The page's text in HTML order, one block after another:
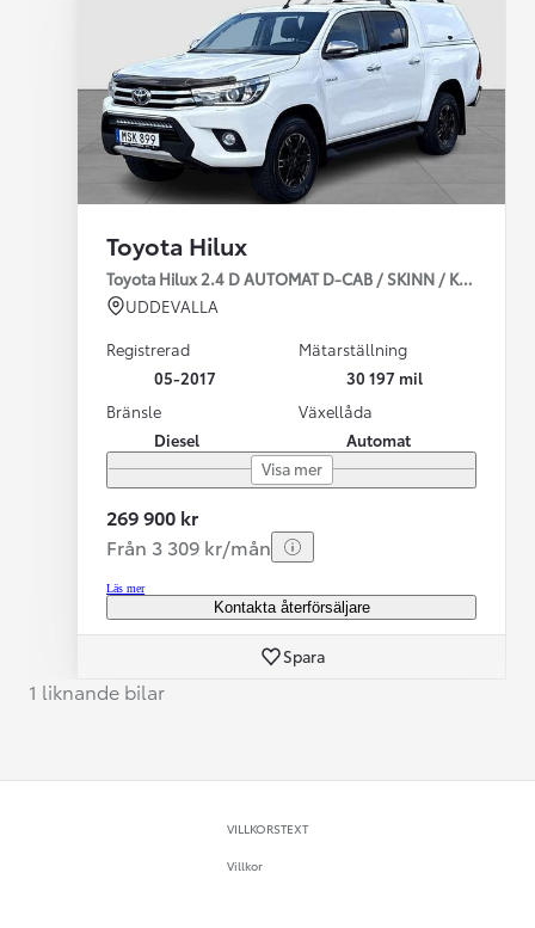
Toyota Hilux
Toyota Hilux 2.4 D AUTOMAT D-CAB / SKINN / KÅPA /
UDDEVALLA
Registrerad
05-2017
Mätarställning
30 197 mil
Bränsle
Diesel
Växellåda
Automat
Visa mer
269 900 kr
Från 3 309 kr/mån
Läs mer
Kontakta återförsäljare
Spara
1 liknande bilar
VILLKORSTEXT
Villkor